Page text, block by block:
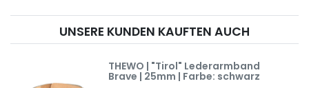
UNSERE KUNDEN KAUFTEN AUCH
THEWO | "Tirol" Lederarmband
Brave | 25mm | Farbe: schwarz